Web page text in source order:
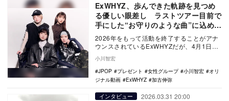
ExWHYZ、歩んできた軌跡を見つめ
る優しい眼差し ラストツアー目前で
手にした“お守りのような曲”に込めた
想い
2026年をもって活動を終了することがアナ
ウンスされているExWHYZだが、4月1日リ
リースの最新シングル曲「GIVE YOU …
小川智宏
JPOP
プレゼント 女性グループ 小川智宏
オリ
ジナル動画
ExWHYZ 加古伸弥
インタビュー 2026.03.31 20:00